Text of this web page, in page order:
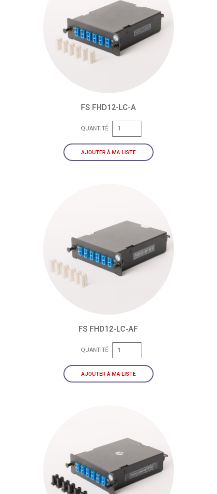
FS FHD12-LC-A
QUANTITÉ
AJOUTER À MA LISTE
FS FHD12-LC-AF
QUANTITÉ
AJOUTER À MA LISTE